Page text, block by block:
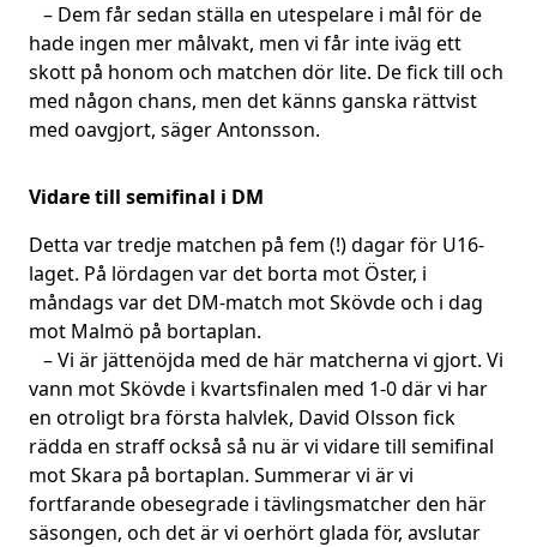
– Dem får sedan ställa en utespelare i mål för de
hade ingen mer målvakt, men vi får inte iväg ett
skott på honom och matchen dör lite. De fick till och
med någon chans, men det känns ganska rättvist
med oavgjort, säger Antonsson.
Vidare till semifinal i DM
Detta var tredje matchen på fem (!) dagar för U16-
laget. På lördagen var det borta mot Öster, i
måndags var det DM-match mot Skövde och i dag
mot Malmö på bortaplan.
– Vi är jättenöjda med de här matcherna vi gjort. Vi
vann mot Skövde i kvartsfinalen med 1-0 där vi har
en otroligt bra första halvlek, David Olsson fick
rädda en straff också så nu är vi vidare till semifinal
mot Skara på bortaplan. Summerar vi är vi
fortfarande obesegrade i tävlingsmatcher den här
säsongen, och det är vi oerhört glada för, avslutar